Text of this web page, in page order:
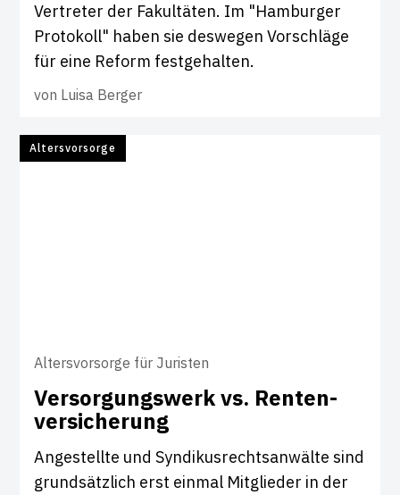
Vertreter der Fakultäten. Im "Hamburger
Protokoll" haben sie deswegen Vorschläge
für eine Reform festgehalten.
von Luisa Berger
Altersvorsorge
Altersvorsorge für Juristen
Ver­sor­gungs­werk vs. Ren­ten­
ver­si­che­rung
Angestellte und Syndikusrechtsanwälte sind
grundsätzlich erst einmal Mitglieder in der